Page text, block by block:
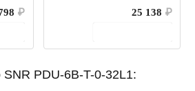
₽
25 138 ₽
PDU-6B-T-0-32L1: